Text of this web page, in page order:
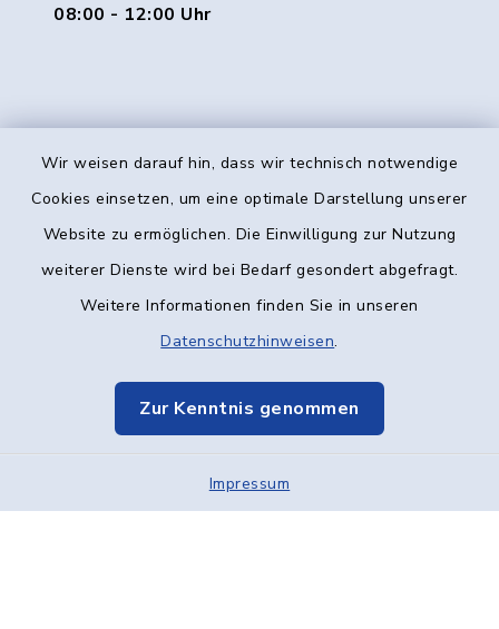
Wir weisen darauf hin, dass wir technisch notwendige
Cookies einsetzen, um eine optimale Darstellung unserer
Website zu ermöglichen. Die Einwilligung zur Nutzung
weiterer Dienste wird bei Bedarf gesondert abgefragt.
Weitere Informationen finden Sie in unseren
Datenschutzhinweisen.
Zur Kenntnis genommen
Impressum
08:00 - 12:00 Uhr
Kontakt
Datenschutz
Elektronische Kommunikation
Sitemap